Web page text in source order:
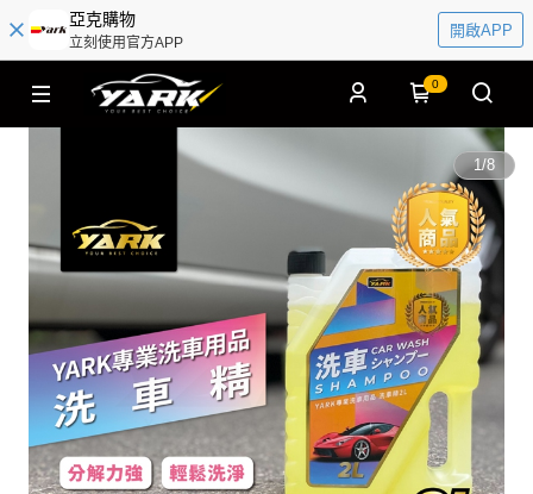
亞克購物
立刻使用官方APP
開啟APP
0
1/8